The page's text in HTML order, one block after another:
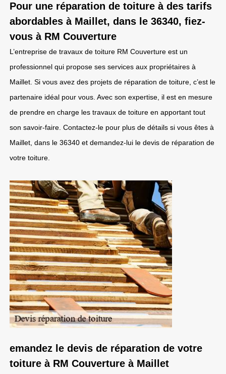
Pour une réparation de toiture à des tarifs
abordables à Maillet, dans le 36340, fiez-
vous à RM Couverture
L’entreprise de travaux de toiture RM Couverture est un
professionnel qui propose ses services aux propriétaires à
Maillet. Si vous avez des projets de réparation de toiture, c’est le
partenaire idéal pour vous. Avec son expertise, il est en mesure
de prendre en charge les travaux de toiture en apportant tout
son savoir-faire. Contactez-le pour plus de détails si vous êtes à
Maillet, dans le 36340 et demandez-lui le devis de réparation de
votre toiture.
emandez le devis de réparation de votre
toiture à RM Couverture à Maillet